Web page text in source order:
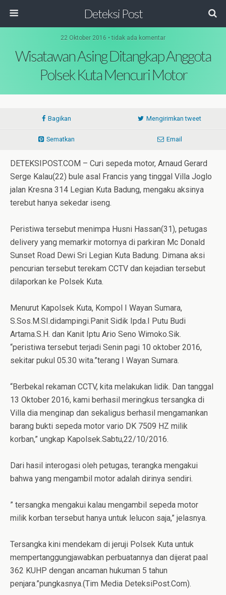
Deteksi Post
22 Oktober 2016 • tidak ada komentar
Wisatawan Asing Ditangkap Anggota
Polsek Kuta Mencuri Motor
Bagikan Mengirimkan tweet
Sematkan Email
DETEKSIPOST.COM – Curi sepeda motor, Arnaud Gerard
Serge Kalau(22) bule asal Francis yang tinggal Villa Joglo
jalan Kresna 314 Legian Kuta Badung, mengaku aksinya
terebut hanya sekedar iseng.
Peristiwa tersebut menimpa Husni Hassan(31), petugas
delivery yang memarkir motornya di parkiran Mc Donald
Sunset Road Dewi Sri Legian Kuta Badung. Dimana aksi
pencurian tersebut terekam CCTV dan kejadian tersebut
dilaporkan ke Polsek Kuta.
Menurut Kapolsek Kuta, Kompol I Wayan Sumara,
S.Sos.M.SI.didampingi.Panit Sidik Ipda.I Putu Budi
Artama.S.H. dan Kanit Iptu Ario Seno Wimoko.Sik.
“peristiwa tersebut terjadi Senin pagi 10 oktober 2016,
sekitar pukul 05.30 wita.”terang I Wayan Sumara.
“Berbekal rekaman CCTV, kita melakukan lidik. Dan tanggal
13 Oktober 2016, kami berhasil meringkus tersangka di
Villa dia menginap dan sekaligus berhasil mengamankan
barang bukti sepeda motor vario DK 7509 HZ milik
korban,” ungkap Kapolsek.Sabtu,22/10/2016.
Dari hasil interogasi oleh petugas, terangka mengakui
bahwa yang mengambil motor adalah dirinya sendiri.
” tersangka mengakui kalau mengambil sepeda motor
milik korban tersebut hanya untuk lelucon saja,” jelasnya.
Tersangka kini mendekam di jeruji Polsek Kuta untuk
mempertanggungjawabkan perbuatannya dan dijerat paal
362 KUHP dengan ancaman hukuman 5 tahun
penjara.”pungkasnya.(Tim Media DeteksiPost.Com).